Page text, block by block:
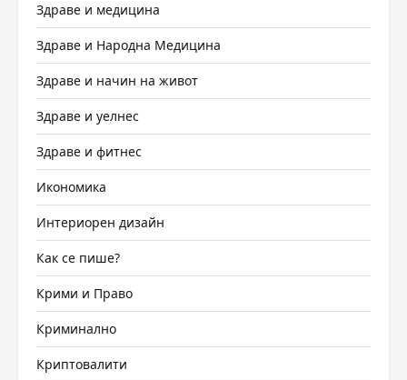
Здраве и медицина
Здраве и Народна Медицина
Здраве и начин на живот
Здраве и уелнес
Здраве и фитнес
Икономика
Интериорен дизайн
Как се пише?
Крими и Право
Криминално
Криптовалити